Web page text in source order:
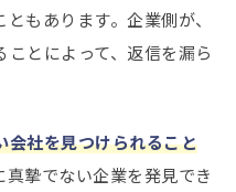
もあります。企業側が、
とによって、返信を漏ら
会社を見つけられること
真摯でない企業を発見でき